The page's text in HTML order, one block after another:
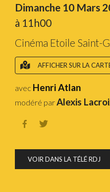
Dimanche 10 Mars
à 11h00
Cinéma Etoile Saint-
AFFICHER SUR LA
avec Henri Atlan
modéré parAlexis
 
VOIR DANS LA TÉLÉ RDJ